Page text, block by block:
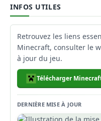
INFOS UTILES
Retrouvez les liens
Minecraft, consulter le
à jour du jeu.
Télécharger
DERNIÈRE MISE À JOUR